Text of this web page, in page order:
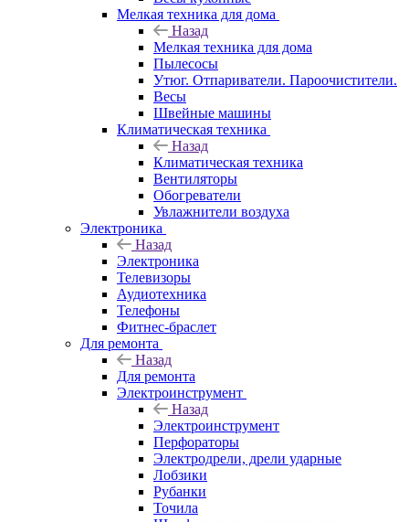
Мелкая техника для дома
Назад
Мелкая техника для дома
Пылесосы
Утюг. Отпариватели. Пароочистители.
Весы
Швейные машины
Климатическая техника
Назад
Климатическая техника
Вентиляторы
Обогреватели
Увлажнители воздуха
Электроника
Назад
Электроника
Телевизоры
Аудиотехника
Телефоны
Фитнес-браслет
Для ремонта
Назад
Для ремонта
Электроинструмент
Назад
Электроинструмент
Перфораторы
Электродрели, дрели ударные
Лобзики
Рубанки
Точила